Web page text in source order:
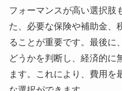
フォーマンスが高い選択肢
た、必要な保険や補助金、
ることが重要です。最後に
どうかを判断し、経済的に
ます。これにより、費用を